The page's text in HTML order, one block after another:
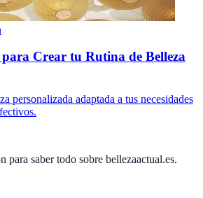
para Crear tu Rutina de Belleza
personalizada adaptada a tus necesidades
para saber todo sobre bellezaactual.es.